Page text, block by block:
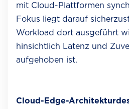
mit Cloud-Plattformen
Fokus liegt darauf
Workload dort ausgeführt
hinsichtlich Latenz und
aufgehoben ist.
Cloud-Edge-